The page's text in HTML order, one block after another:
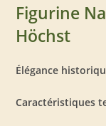
Figurine
Höchst
Élégance
Caractéristiques